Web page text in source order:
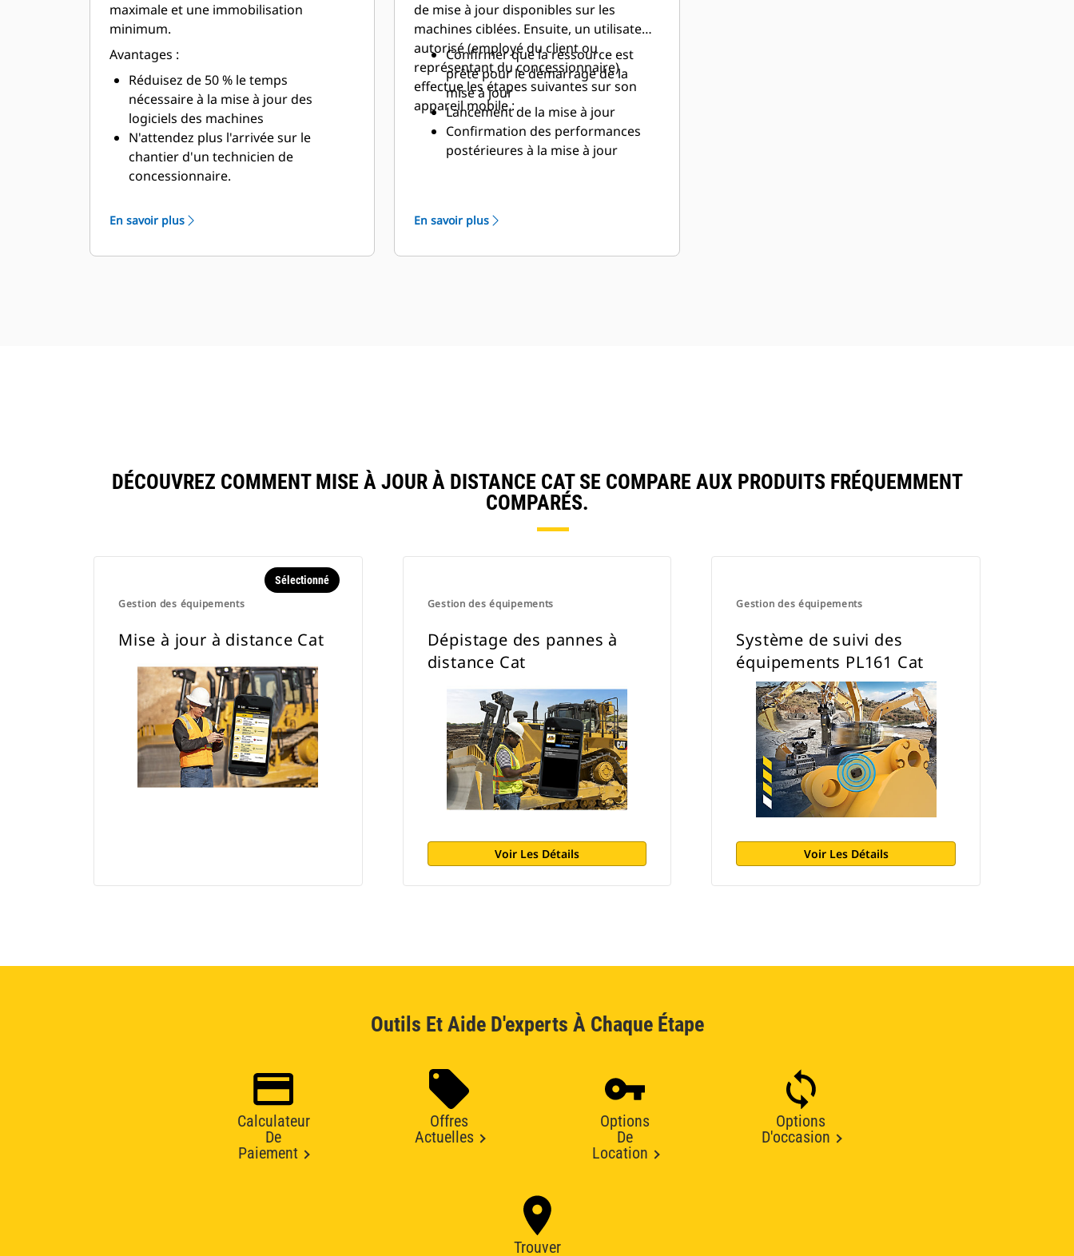
maximale et une immobilisation
minimum.
Avantages :
Réduisez de 50 % le temps
nécessaire à la mise à jour des
logiciels des machines
N'attendez plus l'arrivée sur le
chantier d'un technicien de
concessionnaire.
avantages des mises à jour
logicielles, sans que la machine ait à
quitter le chantier
En savoir plus
de mise à jour disponibles sur les
machines ciblées. Ensuite, un utilisateur
autorisé (employé du client ou
représentant du concessionnaire)
effectue les étapes suivantes sur son
appareil mobile :
Confirmer que la ressource est
prête pour le démarrage de la
mise à jour
Lancement de la mise à jour
Confirmation des performances
postérieures à la mise à jour
En savoir plus
DÉCOUVREZ COMMENT MISE À JOUR À DISTANCE CAT SE COMPARE AUX PRODUITS FRÉQUEMMENT
COMPARÉS.
Gestion des équipements
Sélectionné
Mise à jour à distance Cat
Gestion des équipements
Dépistage des pannes à
distance Cat
Voir Les Détails
Gestion des équipements
Système de suivi des
équipements PL161 Cat
Voir Les Détails
Outils Et Aide D'experts À Chaque Étape
Calculateur
De
Paiement
Offres
Actuelles
Options
De
Location
Options
D'occasion
Trouver